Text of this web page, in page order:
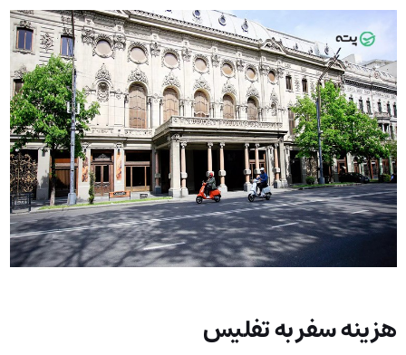
هزینه سفر به تفلیس